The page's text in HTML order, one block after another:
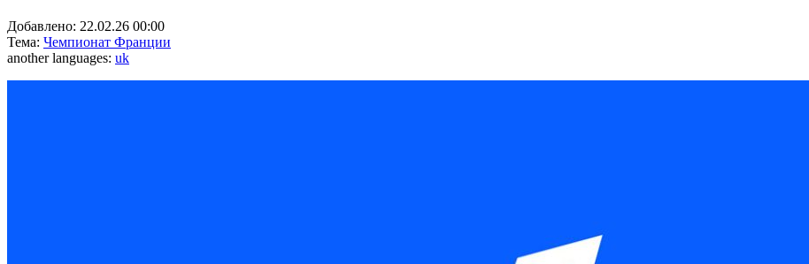
Добавлено: 22.02.26 00:00
Тема: Чемпионат Франции
another languages: uk